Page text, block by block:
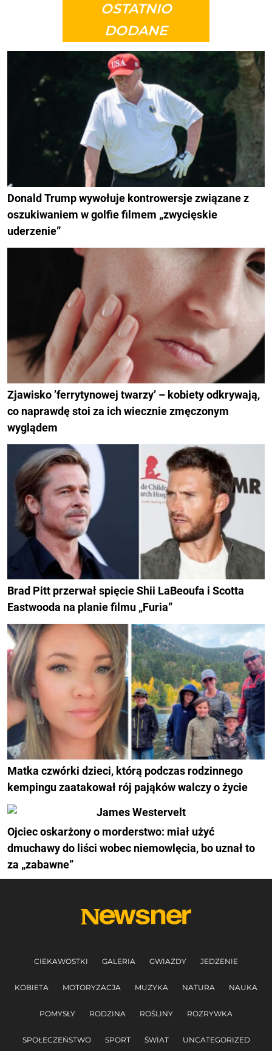
OSTATNIO
DODANE
Donald Trump wywołuje kontrowersje związane z
oszukiwaniem w golfie filmem „zwycięskie
uderzenie”
Zjawisko ’ferrytynowej twarzy’ – kobiety odkrywają,
co naprawdę stoi za ich wiecznie zmęczonym
wyglądem
Brad Pitt przerwał spięcie Shii LaBeoufa i Scotta
Eastwooda na planie filmu „Furia”
Matka czwórki dzieci, którą podczas rodzinnego
kempingu zaatakował rój pająków walczy o życie
Ojciec oskarżony o morderstwo: miał użyć
dmuchawy do liści wobec niemowlęcia, bo uznał to
za „zabawne”
CIEKAWOSTKI GALERIA GWIAZDY JEDZENIE
KOBIETA MOTORYZACJA MUZYKA NATURA NAUKA
POMYSŁY RODZINA ROŚLINY ROZRYWKA
SPOŁECZEŃSTWO SPORT ŚWIAT UNCATEGORIZED